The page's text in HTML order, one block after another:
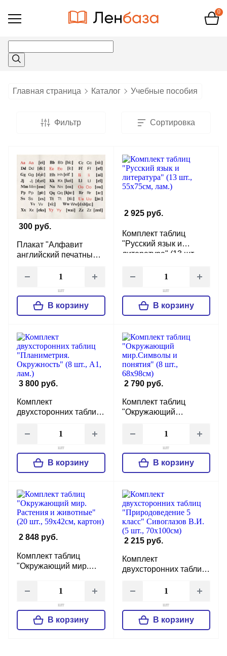
Открыть
0
Главная страница Каталог Учебные пособия
Фильтр Сортировка
300 руб.
Плакат "Алфавит
английский печатный с
(55х75см, картон, лам.)
В корзину
шт
2 925 руб.
Комплект таблиц
"Русский язык и
литература" (13 шт.,
В корзину
шт
3 800 руб.
Комплект
двухсторонних таблиц
Окружность" (8 шт., А1,
В корзину
шт
2 790 руб.
Комплект таблиц
"Окружающий
понятия" (8 шт.,
В корзину
шт
2 848 руб.
Комплект таблиц
"Окружающий мир.
(20 шт., 59х42см,
В корзину
шт
2 215 руб.
Комплект
двухсторонних таблиц
класс" Сивоглазов В.И.
В корзину
шт